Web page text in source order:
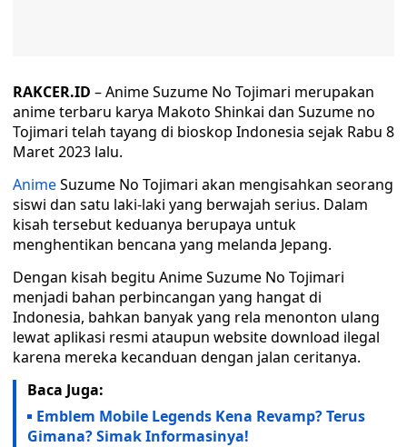
RAKCER.ID – Anime Suzume No Tojimari merupakan
anime terbaru karya Makoto Shinkai dan Suzume no
Tojimari telah tayang di bioskop Indonesia sejak Rabu 8
Maret 2023 lalu.
AnimeSuzume No Tojimari akan mengisahkan seorang
siswi dan satu laki-laki yang berwajah serius. Dalam
kisah tersebut keduanya berupaya untuk
menghentikan bencana yang melanda Jepang.
Dengan kisah begitu Anime Suzume No Tojimari
menjadi bahan perbincangan yang hangat di
Indonesia, bahkan banyak yang rela menonton ulang
lewat aplikasi resmi ataupun website download ilegal
karena mereka kecanduan dengan jalan ceritanya.
Baca Juga:
Emblem Mobile Legends Kena Revamp? Terus
Gimana? Simak Informasinya!